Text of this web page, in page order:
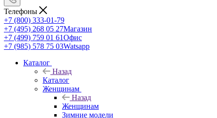
Телефоны
+7 (800) 333-01-79
+7 (495) 268 05 27Магазин
+7 (499) 759 01 61Офис
+7 (985) 578 75 03Watsapp
Каталог
Назад
Каталог
Женщинам
Назад
Женщинам
Зимние модели